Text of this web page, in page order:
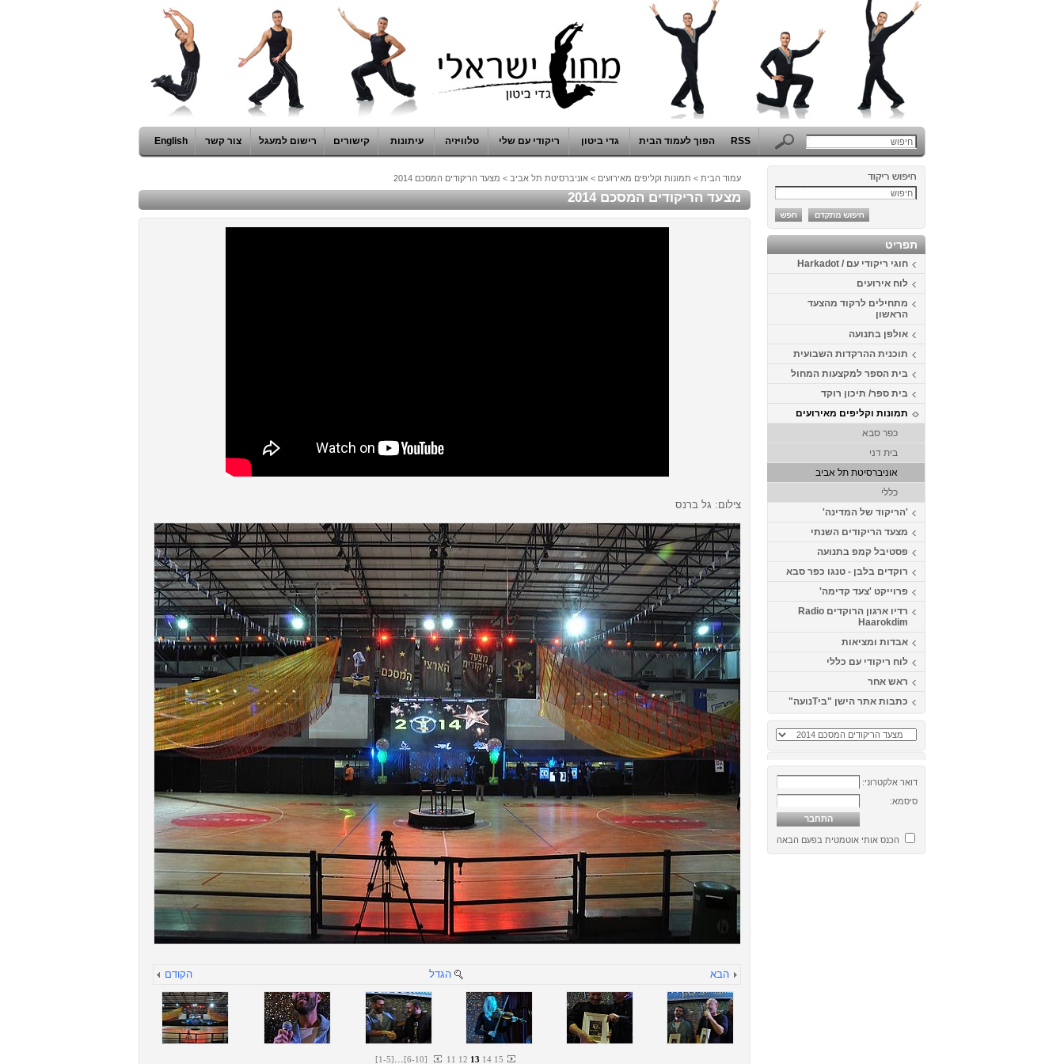
RSS הפוך לעמוד הבית גדי ביטון ריקודי עם שלי טלוויזיה עיתונות קישורים רישום למעגל צור קשר English
תפריט
חוגי ריקודי עם / Harkadot
לוח אירועים
מתחילים לרקוד מהצעד
הראשון
אולפן בתנועה
תוכנית ההרקדות השבועית
בית הספר למקצעות המחול
בית ספר/ תיכון רוקד
תמונות וקליפים מאירועים
כפר סבא
בית דני
אוניברסיטת תל אביב
כללי
'הריקוד של המדינה'
מצעד הריקודים השנתי
פסטיבל קמפ בתנועה
רוקדים בלבן - טנגו כפר סבא
פרוייקט 'צעד קדימה'
רדיו ארגון הרוקדים Radio
Haarokdim
אבדות ומציאות
לוח ריקודי עם כללי
ראש אחר
כתבות אתר הישן "ביTנועה"
דואר אלקטרוני:
סיסמא:
הכנס אותי אוטמטית בפעם הבאה
עמוד הבית > תמונות וקליפים מאירועים > אוניברסיטת תל אביב > מצעד הריקודים המסכם 2014
מצעד הריקודים המסכם 2014
צילום: גל ברנס
הקודם הגדל הבא
[1-5]...[6-10] 11 12 13 14 15